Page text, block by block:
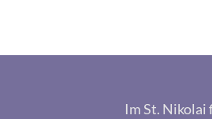
Im St. Nikolai